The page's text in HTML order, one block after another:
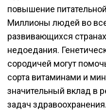
повышение
Миллионы людей во
развивающихся
недоедания.
сородичей могут
сорта витаминами и
значительный вклад в
задач